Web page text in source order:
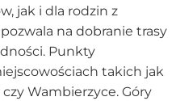
jak i dla rodzin z
na dobranie trasy
Punkty
takich jak
Wambierzyce. Góry